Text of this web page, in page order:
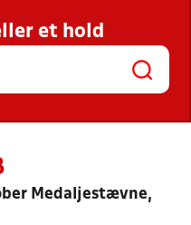
KLUBBER OG
et hold
Medaljestævne,